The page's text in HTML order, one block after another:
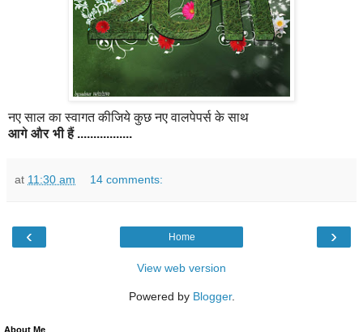
नए साल का स्वागत कीजिये कुछ नए वालपेपर्स के साथ
आगे और भी हैं.................
at 11:30 am 14 comments:
‹ ›
Home
View web version
Powered by Blogger.
About Me